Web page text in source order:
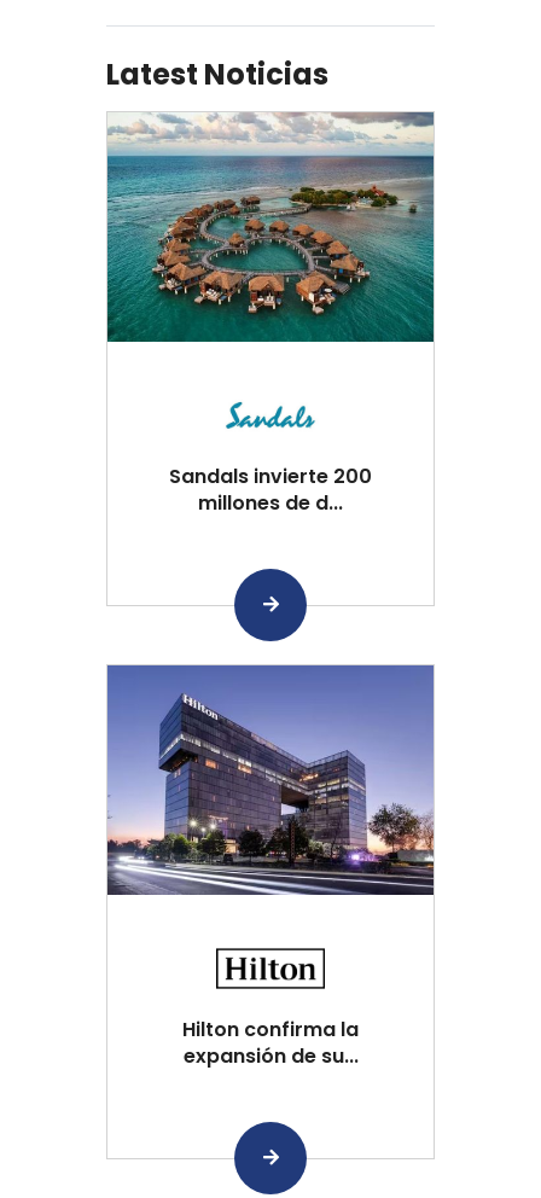
Latest Noticias
Sandals invierte 200
millones de d...
Hilton confirma la
expansión de su...